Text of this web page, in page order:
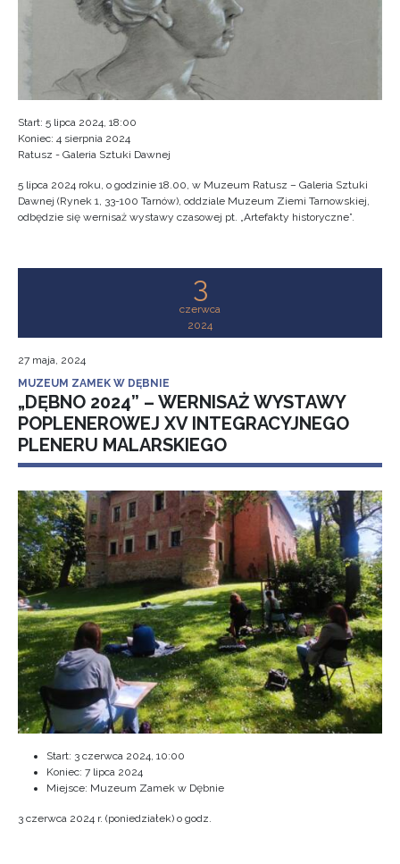
Start: 5 lipca 2024, 18:00
Koniec: 4 sierpnia 2024
Ratusz - Galeria Sztuki Dawnej
5 lipca 2024 roku, o godzinie 18.00, w Muzeum Ratusz – Galeria Sztuki
Dawnej (Rynek 1, 33-100 Tarnów), oddziale Muzeum Ziemi Tarnowskiej,
odbędzie się wernisaż wystawy czasowej pt. „Artefakty historyczne”.
3
czerwca
2024
27 maja, 2024
MUZEUM ZAMEK W DĘBNIE
„DĘBNO 2024” – WERNISAŻ WYSTAWY
POPLENEROWEJ XV INTEGRACYJNEGO
PLENERU MALARSKIEGO
Start: 3 czerwca 2024, 10:00
Koniec: 7 lipca 2024
Miejsce: Muzeum Zamek w Dębnie
3 czerwca 2024 r. (poniedziałek) o godz.